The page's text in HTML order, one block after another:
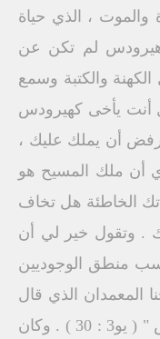
والموت ، الذي حياة
هيرودس لم تكن عن
والكتبة وسمع
أنت يأخى كهيرودس
أن يملك عليك ،
أن ملك المسيح هو
الخاطئة هل تخاف
. وتقول خير لي أن
منطق الوجوديين
المعمدان الذي قال
: " ينبغي أن ذاك يزيذ وأني أنا أنقض " ( يو3 : 30 ) . وكان